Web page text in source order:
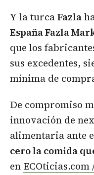
Y la turcaFazla
España Fazla
que los
sus excedentes,
mínima de
De compromiso
innovación de
alimentaria ante
cero la comida
en ECOticias.com